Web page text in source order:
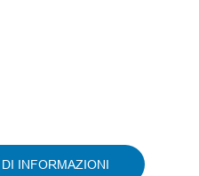
INFORMAZIONI